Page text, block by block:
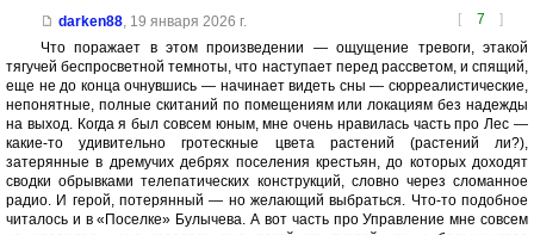
[ 7 ]
darken88, 19 января 2026 г.
Что поражает в этом произведении — ощущение тревоги, этакой
тягучей беспросветной темноты, что наступает перед рассветом, и спящий,
еще не до конца очнувшись — начинает видеть сны — сюрреалистические,
непонятные, полные скитаний по помещениям или локациям без надежды
на выход. Когда я был совсем юным, мне очень нравилась часть про Лес —
какие-то удивительно гротескные цвета растений (растений ли?),
затерянные в дремучих дебрях поселения крестьян, до которых доходят
сводки обрывками телепатических конструкций, словно через сломанное
радио. И герой, потерянный — но желающий выбраться. Что-то подобное
читалось и в «Поселке» Булычева. А вот часть про Управление мне совсем